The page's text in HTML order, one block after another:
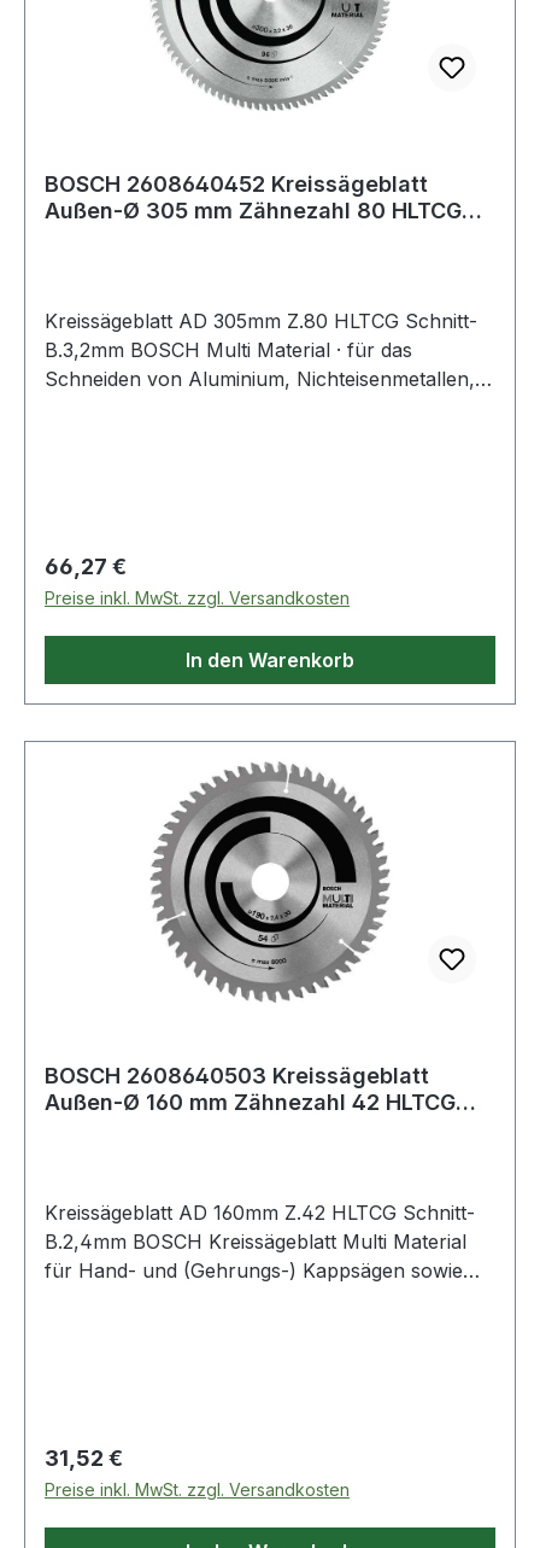
BOSCH 2608640452 Kreissägeblatt
Außen-Ø 305 mm Zähnezahl 80 HLTCG
Kreissägeblatt AD 305mm Z.80 HLTCG Schnitt-
B.3,2mm BOSCH Multi Material · für das
Schneiden von Aluminium, Nichteisenmetallen,
Regulärer Preis:
66,27 €
Preise inkl. MwSt. zzgl. Versandkosten
In den Warenkorb
BOSCH 2608640503 Kreissägeblatt
Außen-Ø 160 mm Zähnezahl 42 HLTCG
Kreissägeblatt AD 160mm Z.42 HLTCG Schnitt-
B.2,4mm BOSCH Kreissägeblatt Multi Material
für Hand- und (Gehrungs-) Kappsägen sowie
Regulärer Preis:
31,52 €
Preise inkl. MwSt. zzgl. Versandkosten